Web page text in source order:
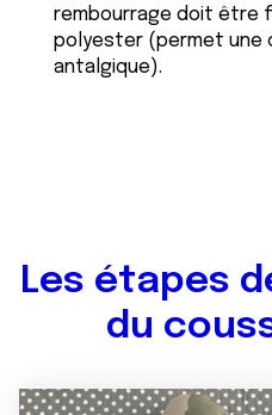
rembourrage doit être
polyester (permet une
antalgique).
Les étapes
du